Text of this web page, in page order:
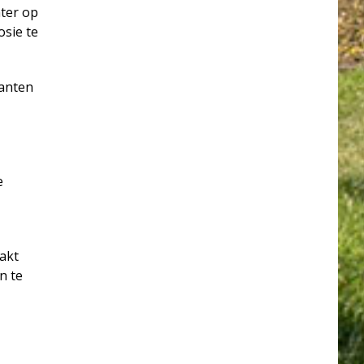
op
te
te